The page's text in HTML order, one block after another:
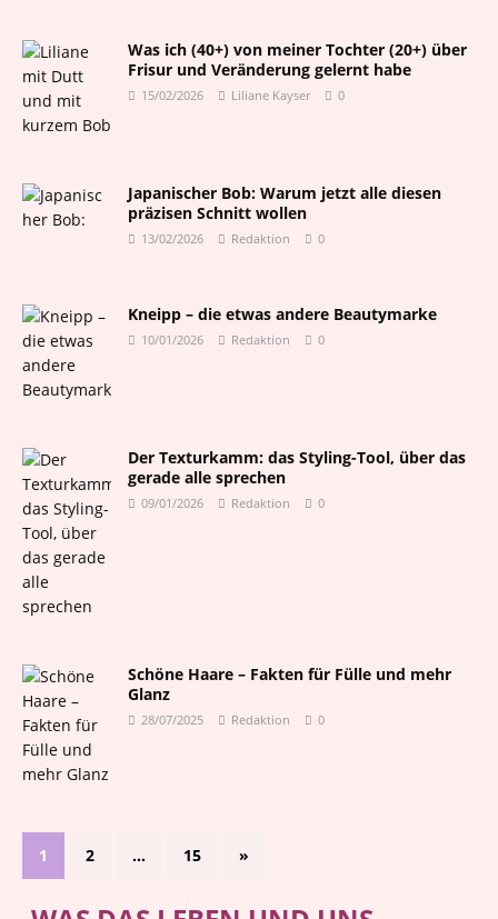
Was ich (40+) von meiner Tochter (20+) über
Frisur und Veränderung gelernt habe
15/02/2026 Liliane Kayser 0
Japanischer Bob: Warum jetzt alle diesen
präzisen Schnitt wollen
13/02/2026 Redaktion 0
Kneipp – die etwas andere Beautymarke
10/01/2026 Redaktion 0
Der Texturkamm: das Styling-Tool, über das
gerade alle sprechen
09/01/2026 Redaktion 0
Schöne Haare – Fakten für Fülle und mehr
Glanz
28/07/2025 Redaktion 0
1 2 … 15 »